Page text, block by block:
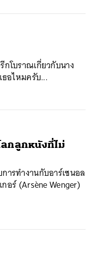
โบราณเกี่ยวกับนาง
อไหมครับ...
ลกลูกหนังที่ไม่
ารทำงานกับอาร์เซนอล
อร์ (Arsène Wenger)